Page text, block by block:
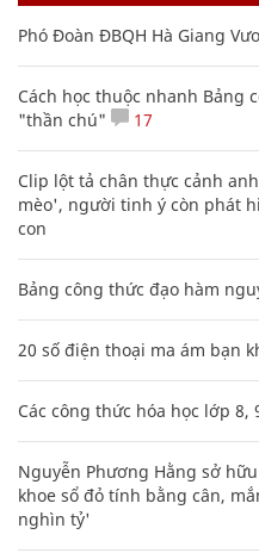
Phó Đoàn ĐBQH Hà Giang
Cách học thuộc nhanh Bảng
"thần chú"
17
Clip lột tả chân thực cảnh
mèo', người tinh ý còn phát
con
Bảng công thức đạo hàm
20 số điện thoại ma ám bạn
Các công thức hóa học lớp 8,
Nguyễn Phương Hằng sở
khoe sổ đỏ tính bằng cân,
nghìn tỷ'